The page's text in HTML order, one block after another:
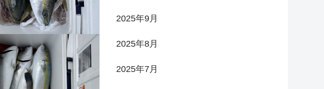
2025年9月
2025年8月
2025年7月